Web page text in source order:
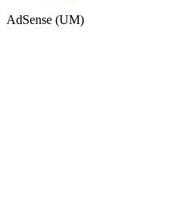
AdSense (UM)